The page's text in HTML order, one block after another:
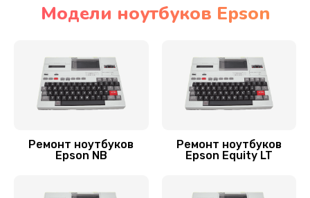
Замена Wi-Fi ноутбука Epson
Прошивка BIOS
Модели ноутбуков Epson
Ремонт ноутбуков
Epson NB
Ремонт ноутбуков
Epson Equity LT